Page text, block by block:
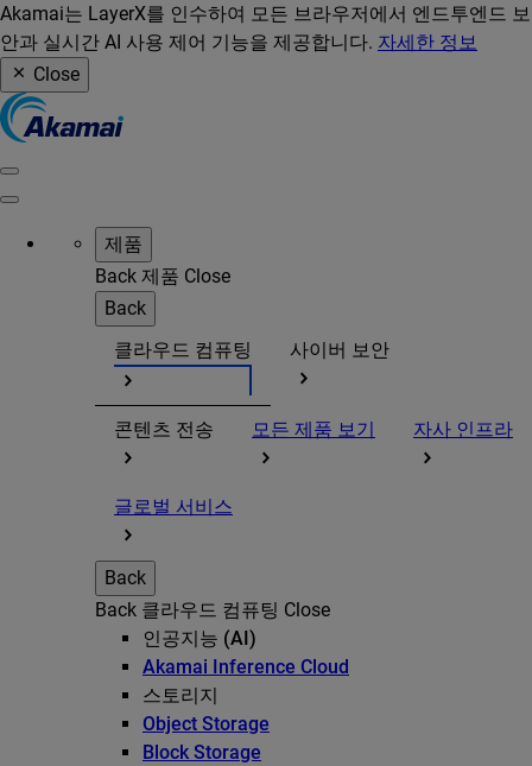
Akamai는 LayerX를 인수하여 모든 브라우저에서 엔드투엔드 보
안과 실시간 AI 사용 제어 기능을 제공합니다. 자세한 정보
Close
제품
Back 제품 Close
Back
클라우드 컴퓨팅
사이버 보안
콘텐츠 전송 모든 제품 보기 자사 인프라
글로벌 서비스
Back
Back 클라우드 컴퓨팅 Close
인공지능 (AI)
Akamai Inference Cloud
스토리지
Object Storage
Block Storage